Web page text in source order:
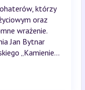
którzy
oraz
wrażenie.
Jan Bytnar
„Kamienie...